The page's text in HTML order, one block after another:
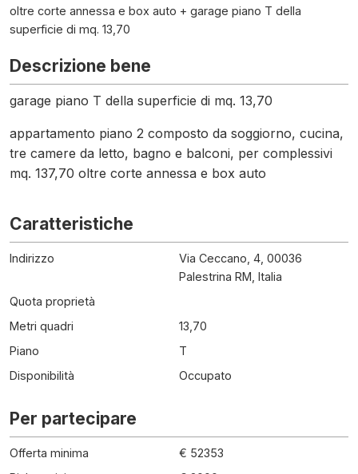
oltre corte annessa e box auto + garage piano T della
superficie di mq. 13,70
Descrizione bene
garage piano T della superficie di mq. 13,70
appartamento piano 2 composto da soggiorno, cucina,
tre camere da letto, bagno e balconi, per complessivi
mq. 137,70 oltre corte annessa e box auto
Caratteristiche
Indirizzo
Via Ceccano, 4, 00036
Palestrina RM, Italia
Quota proprietà
Metri quadri
13,70
Piano
T
Disponibilità
Occupato
Per partecipare
Offerta minima
€ 52353